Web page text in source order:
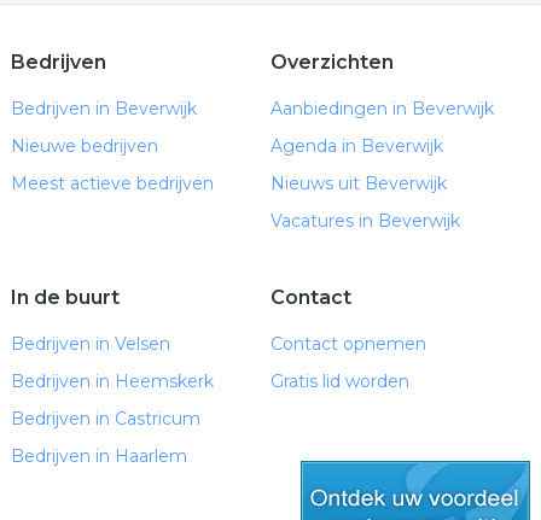
Bedrijven
Bedrijven in Beverwijk
Nieuwe bedrijven
Meest actieve bedrijven
Overzichten
Aanbiedingen in Beverwijk
Agenda in Beverwijk
Nieuws uit Beverwijk
Vacatures in Beverwijk
In de buurt
Bedrijven in Velsen
Bedrijven in Heemskerk
Bedrijven in Castricum
Bedrijven in Haarlem
Contact
Contact opnemen
Gratis lid worden